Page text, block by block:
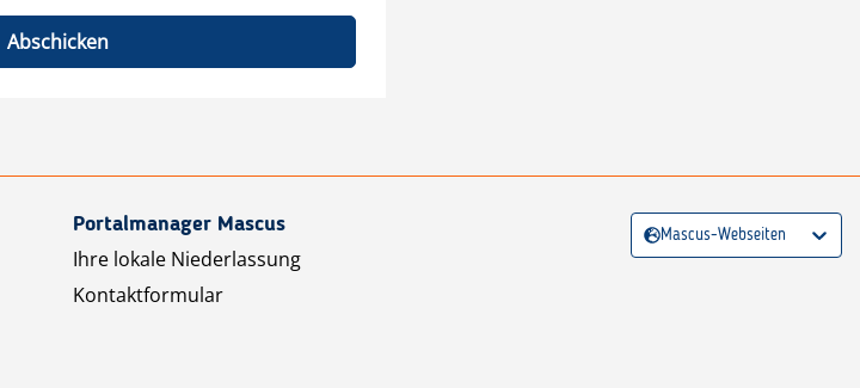
Abschicken
Portalmanager Mascus
Ihre lokale Niederlassung
Kontaktformular
Mascus-Webseiten